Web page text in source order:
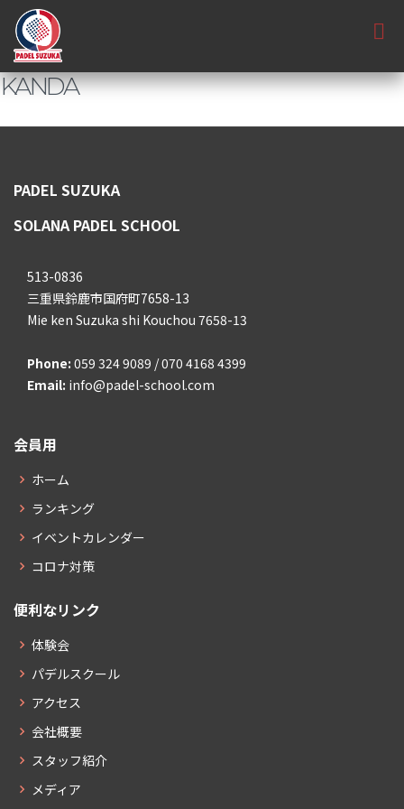
KANDA
PADEL SUZUKA
SOLANA PADEL SCHOOL
513-0836
三重県鈴鹿市国府町7658-13
Mie ken Suzuka shi Kouchou 7658-13
Phone: 059 324 9089 / 070 4168 4399
Email: info@padel-school.com
会員用
ホーム
ランキング
イベントカレンダー
コロナ対策
便利なリンク
体験会
パデルスクール
アクセス
会社概要
スタッフ紹介
メディア